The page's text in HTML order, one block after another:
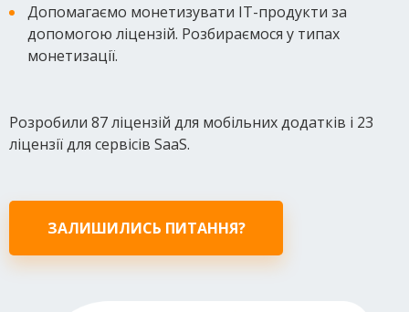
Допомагаємо монетизувати IT-продукти за
допомогою ліцензій. Розбираємося у типах
монетизації.
Розробили 87 ліцензій для мобільних додатків і 23
ліцензії для сервісів SaaS.
ЗАЛИШИЛИСЬ ПИТАННЯ?